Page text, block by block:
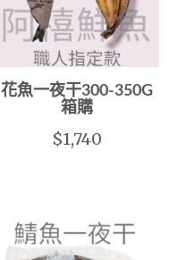
花魚一夜干300-350G
箱購
$1,740